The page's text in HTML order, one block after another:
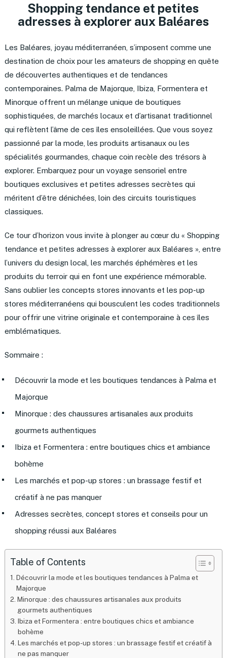
Shopping tendance et petites
adresses à explorer aux Baléares
Les Baléares, joyau méditerranéen, s’imposent comme une
destination de choix pour les amateurs de shopping en quête
de découvertes authentiques et de tendances
contemporaines. Palma de Majorque, Ibiza, Formentera et
Minorque offrent un mélange unique de boutiques
sophistiquées, de marchés locaux et d’artisanat traditionnel
qui reflètent l’âme de ces îles ensoleillées. Que vous soyez
passionné par la mode, les produits artisanaux ou les
spécialités gourmandes, chaque coin recèle des trésors à
explorer. Embarquez pour un voyage sensoriel entre
boutiques exclusives et petites adresses secrètes qui
méritent d’être dénichées, loin des circuits touristiques
classiques.
Ce tour d’horizon vous invite à plonger au cœur du « Shopping
tendance et petites adresses à explorer aux Baléares », entre
l’univers du design local, les marchés éphémères et les
produits du terroir qui en font une expérience mémorable.
Sans oublier les concepts stores innovants et les pop-up
stores méditerranéens qui bousculent les codes traditionnels
pour offrir une vitrine originale et contemporaine à ces îles
emblématiques.
Sommaire :
Découvrir la mode et les boutiques tendances à Palma et
Majorque
Minorque : des chaussures artisanales aux produits
gourmets authentiques
Ibiza et Formentera : entre boutiques chics et ambiance
bohème
Les marchés et pop-up stores : un brassage festif et
créatif à ne pas manquer
Adresses secrètes, concept stores et conseils pour un
shopping réussi aux Baléares
Table of Contents
Découvrir la mode et les boutiques tendances à Palma et
Majorque
Minorque : des chaussures artisanales aux produits
gourmets authentiques
Ibiza et Formentera : entre boutiques chics et ambiance
bohème
Les marchés et pop-up stores : un brassage festif et créatif à
ne pas manquer